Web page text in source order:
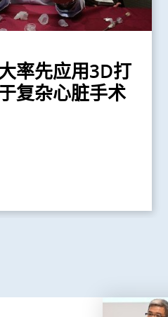
率先应用3D打
复杂心脏手术